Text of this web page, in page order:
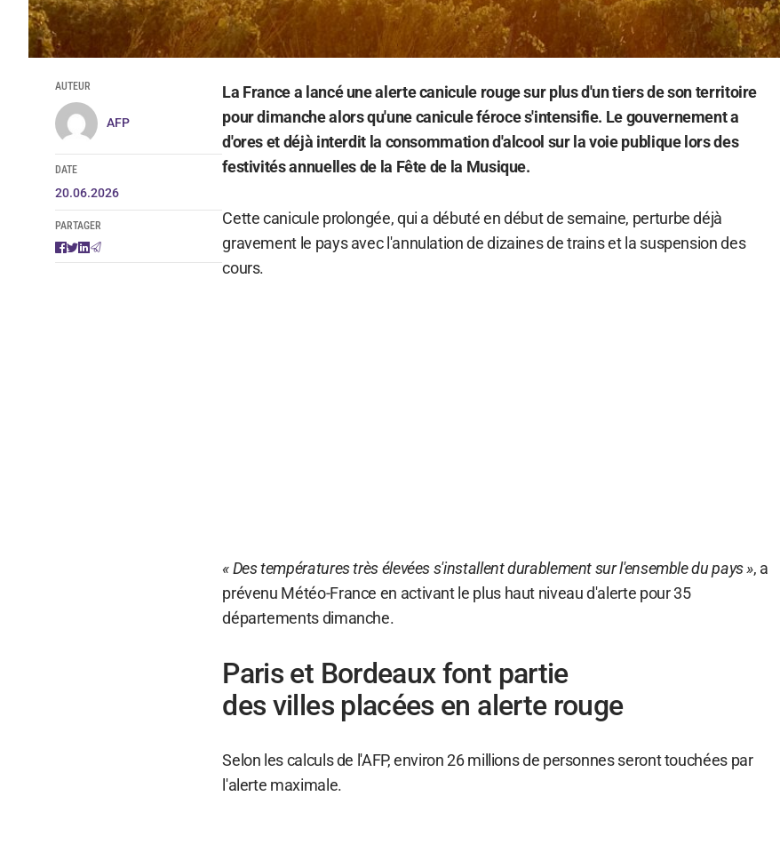
AUTEUR
AFP
DATE
20.06.2026
PARTAGER
La France a lancé une alerte canicule rouge sur plus d'un tiers de son territoire
pour dimanche alors qu'une canicule féroce s'intensifie. Le gouvernement a
d'ores et déjà interdit la consommation d'alcool sur la voie publique lors des
festivités annuelles de la Fête de la Musique.
Cette canicule prolongée, qui a débuté en début de semaine, perturbe déjà
gravement le pays avec l'annulation de dizaines de trains et la suspension des
cours.
« Des températures très élevées s'installent durablement sur l'ensemble du pays », a
prévenu Météo-France en activant le plus haut niveau d'alerte pour 35
départements dimanche.
Paris et Bordeaux font partie
des villes placées en alerte rouge
Selon les calculs de l'AFP, environ 26 millions de personnes seront touchées par
l'alerte maximale.